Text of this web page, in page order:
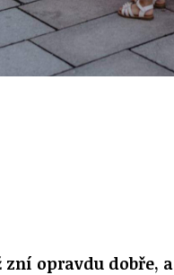
zní opravdu dobře, a